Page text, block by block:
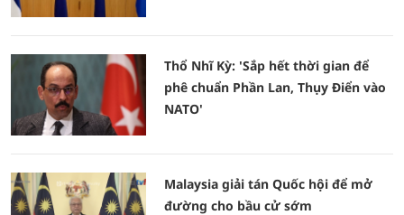
Thổ Nhĩ Kỳ: 'Sắp hết thời gian để
phê chuẩn Phần Lan, Thụy Điển vào
NATO'
Malaysia giải tán Quốc hội để mở
đường cho bầu cử sớm